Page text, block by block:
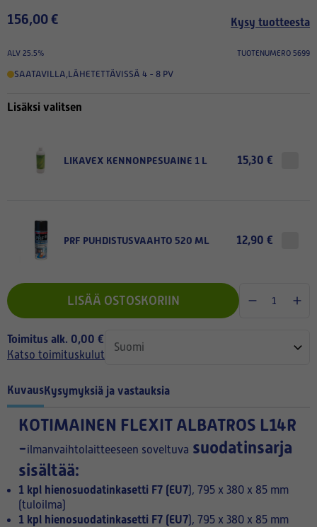
156,00 € Kysy tuotteesta
ALV 25.5% TUOTENUMERO 5699
SAATAVILLA LÄHETETTÄVISSÄ 4 - 8 PV
Lisäksi valitsen
LIKAVEX KENNONPESUAINE 1 L 15,30 €
PRF PUHDISTUSVAAHTO 520 ML 12,90 €
LISÄÄ OSTOSKORIIN
Toimitus alk. 0,00 €
Katso toimituskulut
KuvausKysymyksiä ja vastauksia
KOTIMAINEN FLEXIT ALBATROS L14R
-ilmanvaihtolaitteeseen soveltuva suodatinsarja
sisältää:
1 kpl hienosuodatinkasetti F7 (EU7), 795 x 380 x 85 mm
(tuloilma)
1 kpl hienosuodatinkasetti F7 (EU7), 795 x 380 x 85 mm